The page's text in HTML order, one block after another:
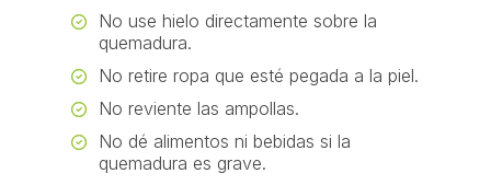
No use hielo directamente sobre la
quemadura.
No retire ropa que esté pegada a la piel.
No reviente las ampollas.
No dé alimentos ni bebidas si la
quemadura es grave.